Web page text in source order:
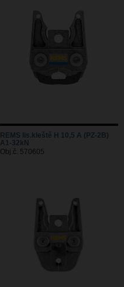
REMS lis.kleště H 10,5 A (PZ-2B)
A1-32kN
Obj.č. 570605